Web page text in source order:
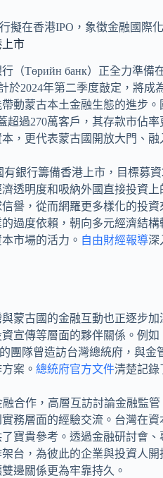
市
（Төрийн банк）正全力準備
於2024年第二季度敲定，將
動蒙古本土金融生態的進步
超過270萬客戶，其存款市佔
，更代表蒙古國開放大門、融
透明度和吸納外國直接投資
譽，從而網羅更多樣化的投
過度依賴，朝向多元經濟結
市場的活力。 自由財經報導深
蒙古國的金融互動也正逐步
宣傳等層面的夥伴關係。例如
團隊曾造訪台灣總統府，與
案。 總統府官方文件清楚記錄
務層面的經驗交流。台灣在
寶貴參考。透過金融研討會
台，為彼此的企業與投資人
邊關係更為牢靠持久。